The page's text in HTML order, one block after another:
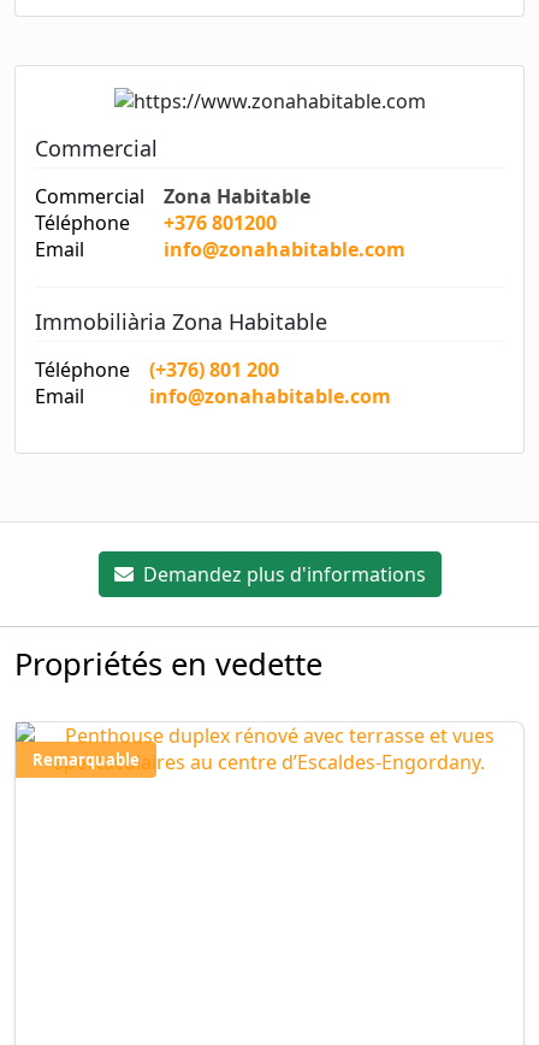
Commercial
Commercial
Zona Habitable
Téléphone
+376 801200
Email
info@zonahabitable.com
Immobiliària Zona Habitable
Téléphone
(+376) 801 200
Email
info@zonahabitable.com
Demandez plus d'informations
Propriétés en vedette
Remarquable